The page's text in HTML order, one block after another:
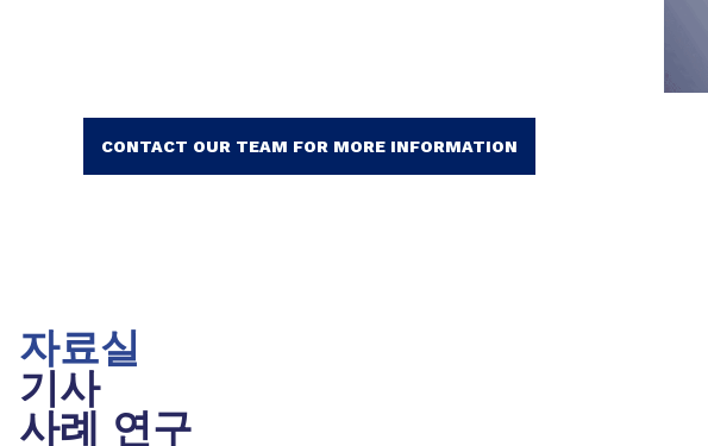
CONTACT OUR TEAM FOR MORE INFORMATION
자료실
기사
사례 연구